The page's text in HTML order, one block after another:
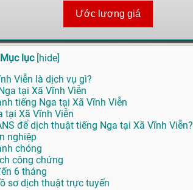
Ước lượng giá
Mục lục [hide]
Viễn là dịch vụ gì?
tại Xã Vĩnh Viễn
tiếng Nga tại Xã Vĩnh Viễn
tại Xã Vĩnh Viễn
để dịch thuật tiếng Nga tại Xã Vĩnh Viễn?
nghiệp
chóng
công chứng
6 tháng
sơ dịch thuật trực tuyến